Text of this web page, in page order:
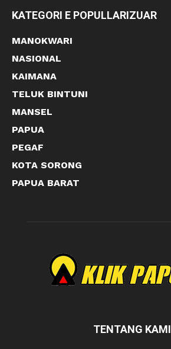
KATEGORI E POPULLARIZUAR
MANOKWARI
NASIONAL
KAIMANA
TELUK BINTUNI
MANSEL
PAPUA
PEGAF
KOTA SORONG
PAPUA BARAT
TENTANG KAMI